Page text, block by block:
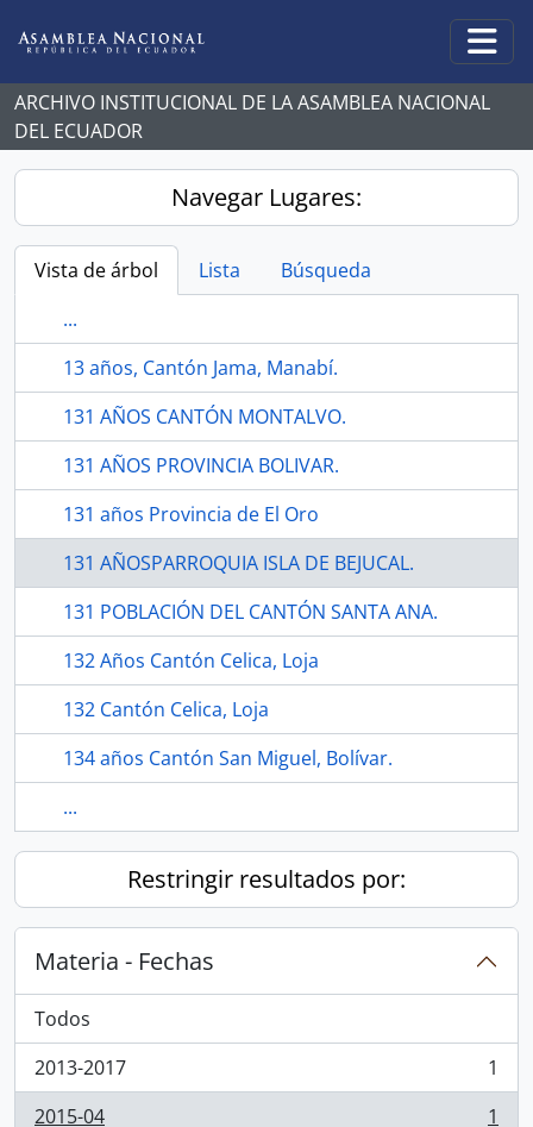
ARCHIVO INSTITUCIONAL DE LA ASAMBLEA NACIONAL
DEL ECUADOR
Navegar Lugares:
Vista de árbol Lista
Búsqueda
...
13 años, Cantón Jama, Manabí.
131 AÑOS CANTÓN MONTALVO.
131 AÑOS PROVINCIA BOLIVAR.
131 años Provincia de El Oro
131 AÑOSPARROQUIA ISLA DE BEJUCAL.
131 POBLACIÓN DEL CANTÓN SANTA ANA.
132 Años Cantón Celica, Loja
132 Cantón Celica, Loja
134 años Cantón San Miguel, Bolívar.
...
Restringir resultados por:
Materia - Fechas
Todos
2013-2017
, 1 resultados
1
2015-04
1